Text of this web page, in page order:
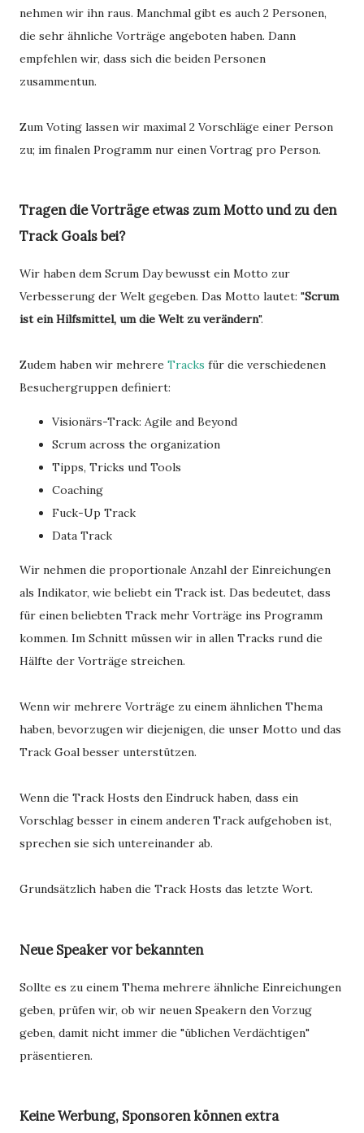
nehmen wir ihn raus. Manchmal gibt es auch 2 Personen,
die sehr ähnliche Vorträge angeboten haben. Dann
empfehlen wir, dass sich die beiden Personen
zusammentun.
Zum Voting lassen wir maximal 2 Vorschläge einer Person
zu; im finalen Programm nur einen Vortrag pro Person.
Tragen die Vorträge etwas zum Motto und zu den
Track Goals bei?
Wir haben dem Scrum Day bewusst ein Motto zur
Verbesserung der Welt gegeben. Das Motto lautet: "Scrum
ist ein Hilfsmittel, um die Welt zu verändern".
Zudem haben wir mehrere Tracks für die verschiedenen
Besuchergruppen definiert:
Visionärs-Track: Agile and Beyond
Scrum across the organization
Tipps, Tricks und Tools
Coaching
Fuck-Up Track
Data Track
Wir nehmen die proportionale Anzahl der Einreichungen
als Indikator, wie beliebt ein Track ist. Das bedeutet, dass
für einen beliebten Track mehr Vorträge ins Programm
kommen. Im Schnitt müssen wir in allen Tracks rund die
Hälfte der Vorträge streichen.
Wenn wir mehrere Vorträge zu einem ähnlichen Thema
haben, bevorzugen wir diejenigen, die unser Motto und das
Track Goal besser unterstützen.
Wenn die Track Hosts den Eindruck haben, dass ein
Vorschlag besser in einem anderen Track aufgehoben ist,
sprechen sie sich untereinander ab.
Grundsätzlich haben die Track Hosts das letzte Wort.
Neue Speaker vor bekannten
Sollte es zu einem Thema mehrere ähnliche Einreichungen
geben, prüfen wir, ob wir neuen Speakern den Vorzug
geben, damit nicht immer die "üblichen Verdächtigen"
präsentieren.
Keine Werbung, Sponsoren können extra